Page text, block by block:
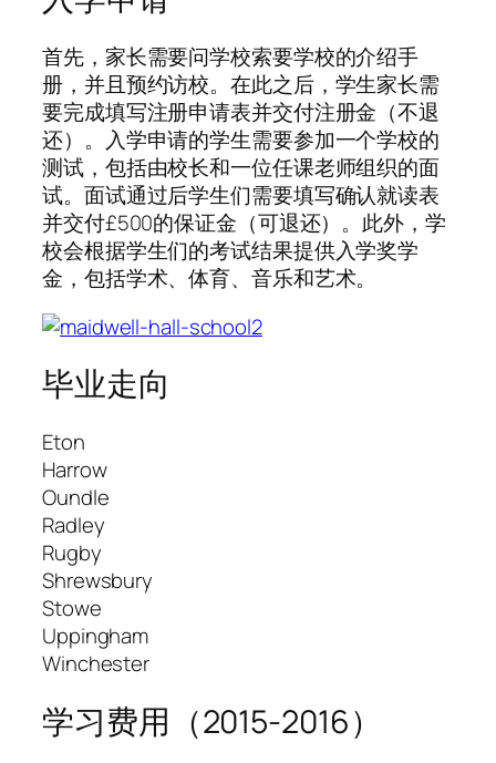
首先，家长需要问学校索要学校的介绍手
册，并且预约访校。在此之后，学生家长需
要完成填写注册申请表并交付注册金（不退
还）。入学申请的学生需要参加一个学校的
测试，包括由校长和一位任课老师组织的面
试。面试通过后学生们需要填写确认就读表
并交付£500的保证金（可退还）。此外，学
校会根据学生们的考试结果提供入学奖学
金，包括学术、体育、音乐和艺术。
毕业走向
Eton
Harrow
Oundle
Radley
Rugby
Shrewsbury
Stowe
Uppingham
Winchester
学习费用（2015-2016）